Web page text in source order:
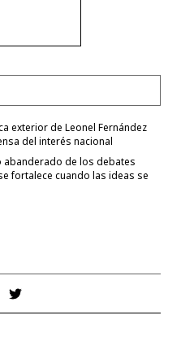
exterior de Leonel Fernández
del interés nacional
abanderado de los debates
fortalece cuando las ideas se